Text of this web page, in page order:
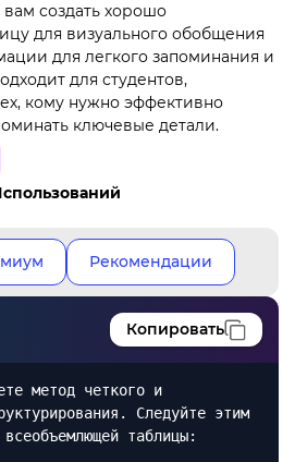
создать хорошо
для визуального обобщения
для легкого запоминания и
для студентов,
кому нужно эффективно
ключевые детали.
Рекомендации
Копировать
метод четкого и
Следуйте этим
таблицы: